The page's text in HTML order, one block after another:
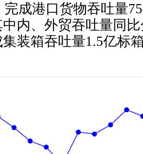
成港口货物吞吐量
内、外贸吞吐量同
集装箱吞吐量1.5亿标